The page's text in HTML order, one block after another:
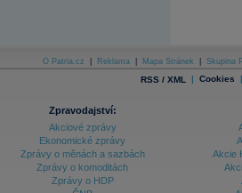
O Patria.cz Reklama Mapa Stránek Skupina
RSS / XML | Cookies |
Zpravodajství:
Akciové zprávy
Ekonomické zprávy
Zprávy o měnách a sazbách
Zprávy o komoditách
Zprávy o HDP
Akcie